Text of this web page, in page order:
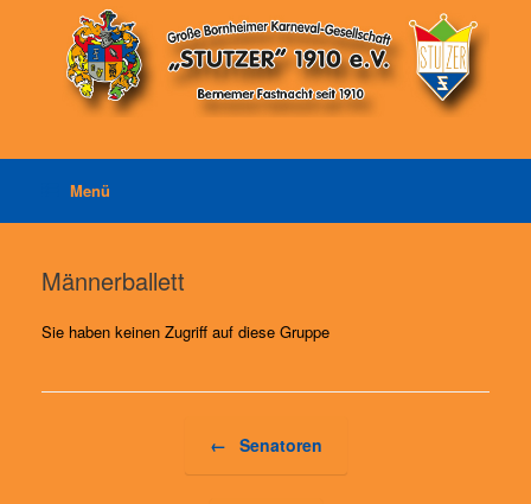
Menü
Männerballett
Sie haben keinen Zugriff auf diese Gruppe
← Senatoren